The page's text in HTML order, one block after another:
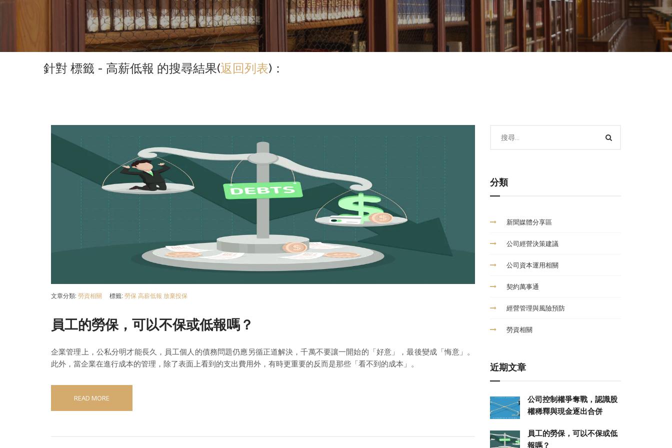
針對 標籤 - 高薪低報 的搜尋結果(返回列表)：
文章分類: 勞資相關 標籤: 勞保 高薪低報 放棄投保
員工的勞保，可以不保或低報嗎？
企業管理上，公私分明才能長久，員工個人的債務問題仍應另循正道解決，千萬不要讓一開始的「好意」，最後變成「悔意」。
此外，當企業在進行成本的管理，除了表面上看到的支出費用外，有時更重要的反而是那些「看不到的成本」。
READ MORE
分類
新聞媒體分享區
公司經營決策建議
公司資本運用相關
契約萬事通
經營管理與風險預防
勞資相關
近期文章
公司控制權爭奪戰，認識股
權稀釋與現金逐出合併
員工的勞保，可以不保或低
報嗎？